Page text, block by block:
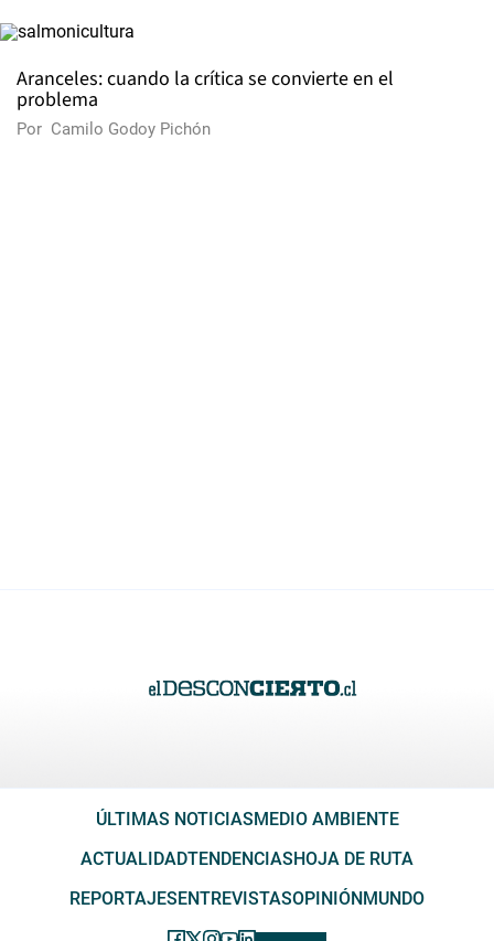
Aranceles: cuando la crítica se convierte en el
problema
Por Camilo Godoy Pichón
ÚLTIMAS NOTICIASMEDIO AMBIENTE
ACTUALIDADTENDENCIASHOJA DE RUTA
REPORTAJESENTREVISTASOPINIÓNMUNDO